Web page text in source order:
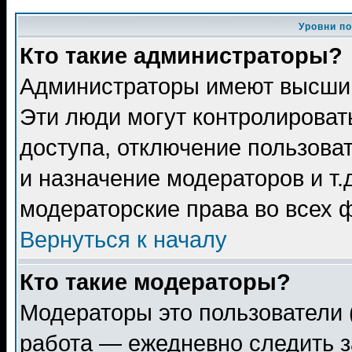
Уровни
Кто такие администраторы?
Администраторы имеют
Эти люди могут
доступа, отключение
и назначение модераторов и
модераторские права во всех
Вернуться к началу
Кто такие модераторы?
Модераторы это
работа — ежедневно следить